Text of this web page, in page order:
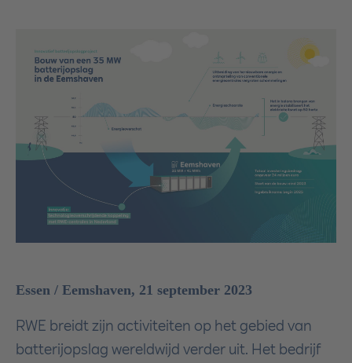
Essen / Eemshaven, 21 september 2023
RWE breidt zijn activiteiten op het gebied van
batterijopslag wereldwijd verder uit. Het bedrijf